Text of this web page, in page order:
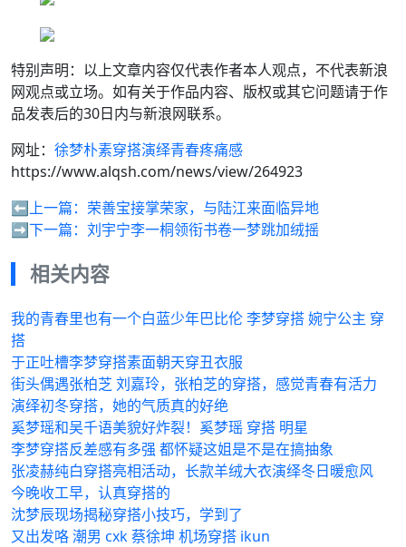
特别声明：以上文章内容仅代表作者本人观点，不代表新浪
网观点或立场。如有关于作品内容、版权或其它问题请于作
品发表后的30日内与新浪网联系。
网址： 徐梦朴素穿搭演绎青春疼痛感
https://www.alqsh.com/news/view/264923
⬅️上一篇： 荣善宝接掌荣家，与陆江来面临异地
➡️下一篇： 刘宇宁李一桐领衔书卷一梦跳加绒摇
相关内容
我的青春里也有一个白蓝少年巴比伦 李梦穿搭 婉宁公主 穿
搭
于正吐槽李梦穿搭素面朝天穿丑衣服
街头偶遇张柏芝 刘嘉玲，张柏芝的穿搭，感觉青春有活力
演绎初冬穿搭，她的气质真的好绝
奚梦瑶和吴千语美貌好炸裂！奚梦瑶 穿搭 明星
李梦穿搭反差感有多强 都怀疑这姐是不是在搞抽象
张凌赫纯白穿搭亮相活动，长款羊绒大衣演绎冬日暖愈风
今晚收工早，认真穿搭的
沈梦辰现场揭秘穿搭小技巧，学到了
又出发咯 潮男 cxk 蔡徐坤 机场穿搭 ikun